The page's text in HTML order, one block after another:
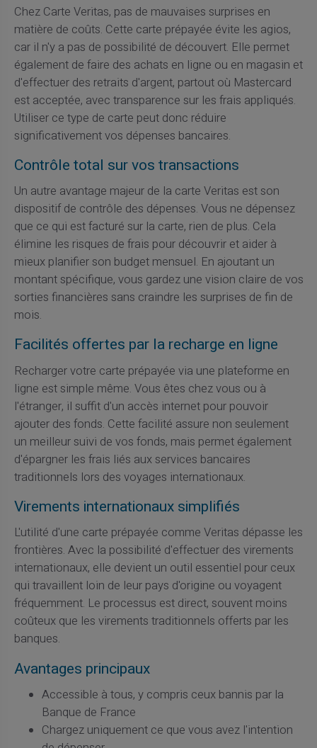
Chez Carte Veritas, pas de mauvaises surprises en
matière de coûts. Cette carte prépayée évite les agios,
car il n'y a pas de possibilité de découvert. Elle permet
également de faire des achats en ligne ou en magasin et
d'effectuer des retraits d'argent, partout où Mastercard
est acceptée, avec transparence sur les frais appliqués.
Utiliser ce type de carte peut donc réduire
significativement vos dépenses bancaires.
Contrôle total sur vos transactions
Un autre avantage majeur de la carte Veritas est son
dispositif de contrôle des dépenses. Vous ne dépensez
que ce qui est facturé sur la carte, rien de plus. Cela
élimine les risques de frais pour découvrir et aider à
mieux planifier son budget mensuel. En ajoutant un
montant spécifique, vous gardez une vision claire de vos
sorties financières sans craindre les surprises de fin de
mois.
Facilités offertes par la recharge en ligne
Recharger votre carte prépayée via une plateforme en
ligne est simple même. Vous êtes chez vous ou à
l'étranger, il suffit d'un accès internet pour pouvoir
ajouter des fonds. Cette facilité assure non seulement
un meilleur suivi de vos fonds, mais permet également
d'épargner les frais liés aux services bancaires
traditionnels lors des voyages internationaux.
Virements internationaux simplifiés
L'utilité d'une carte prépayée comme Veritas dépasse les
frontières. Avec la possibilité d'effectuer des virements
internationaux, elle devient un outil essentiel pour ceux
qui travaillent loin de leur pays d'origine ou voyagent
fréquemment. Le processus est direct, souvent moins
coûteux que les virements traditionnels offerts par les
banques.
Avantages principaux
Accessible à tous, y compris ceux bannis par la
Banque de France
Chargez uniquement ce que vous avez l'intention